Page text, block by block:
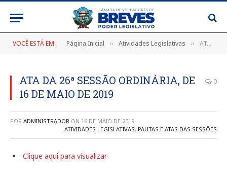
VOCÊ ESTÁ EM: Página Inicial » Atividades Legislativas » ATA DA 26ª SESSÃO ORDINÁRIA, DE 16 DE MAIO DE 2019
ATA DA 26ª SESSÃO ORDINÁRIA, DE
16 DE MAIO DE 2019
0
POR ADMINISTRADOR ON 16 DE MAIO DE 2019
ATIVIDADES LEGISLATIVAS, PAUTAS E ATAS DAS SESSÕES
Clique aqui para visualizar